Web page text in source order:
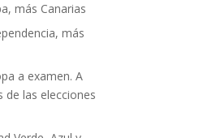
más Canarias
más
a examen. A
de las elecciones